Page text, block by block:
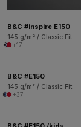
B&C #inspire E150
145 g/m² / Classic Fit
+17
B&C #E150
145 g/m² / Classic Fit
+37